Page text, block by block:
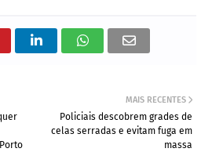
MAIS RECENTES
Policiais descobrem grades de
celas serradas e evitam fuga em
massa